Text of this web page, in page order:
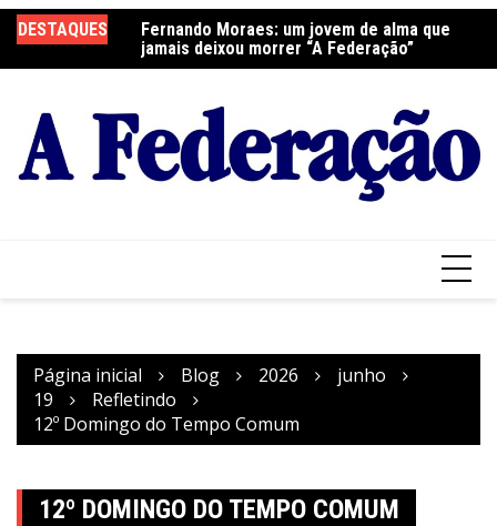
para
o
DESTAQUES
a Festa do
Fernando Moraes: um jovem de alma que
jamais deixou morrer “A Federação”
Página inicial Blog 2026
junho
19
Refletindo
12º Domingo do Tempo Comum
12º DOMINGO DO TEMPO COMUM